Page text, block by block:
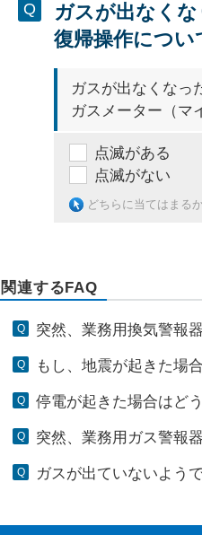
ガスが出なく
復帰操作につい
ガスが出なくなっ
ガスメーター（マ
点滅がある
点滅がない
どちらに当てはまる
関連するFAQ
突然、業務用換気警報
もし、地震が起きた場
停電が起きた場合はど
突然、業務用ガス警報
ガスが出ていないよう